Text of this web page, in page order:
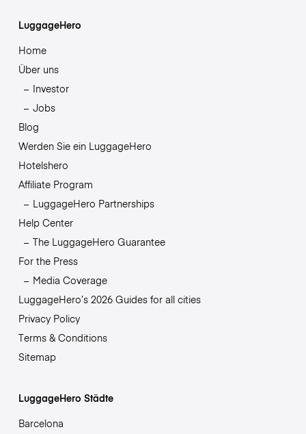
LuggageHero
Home
Über uns
Investor
Jobs
Blog
Werden Sie ein LuggageHero
Hotelshero
Affiliate Program
LuggageHero Partnerships
Help Center
The LuggageHero Guarantee
For the Press
Media Coverage
LuggageHero’s 2026 Guides for all cities
Privacy Policy
Terms & Conditions
Sitemap
LuggageHero Städte
Barcelona